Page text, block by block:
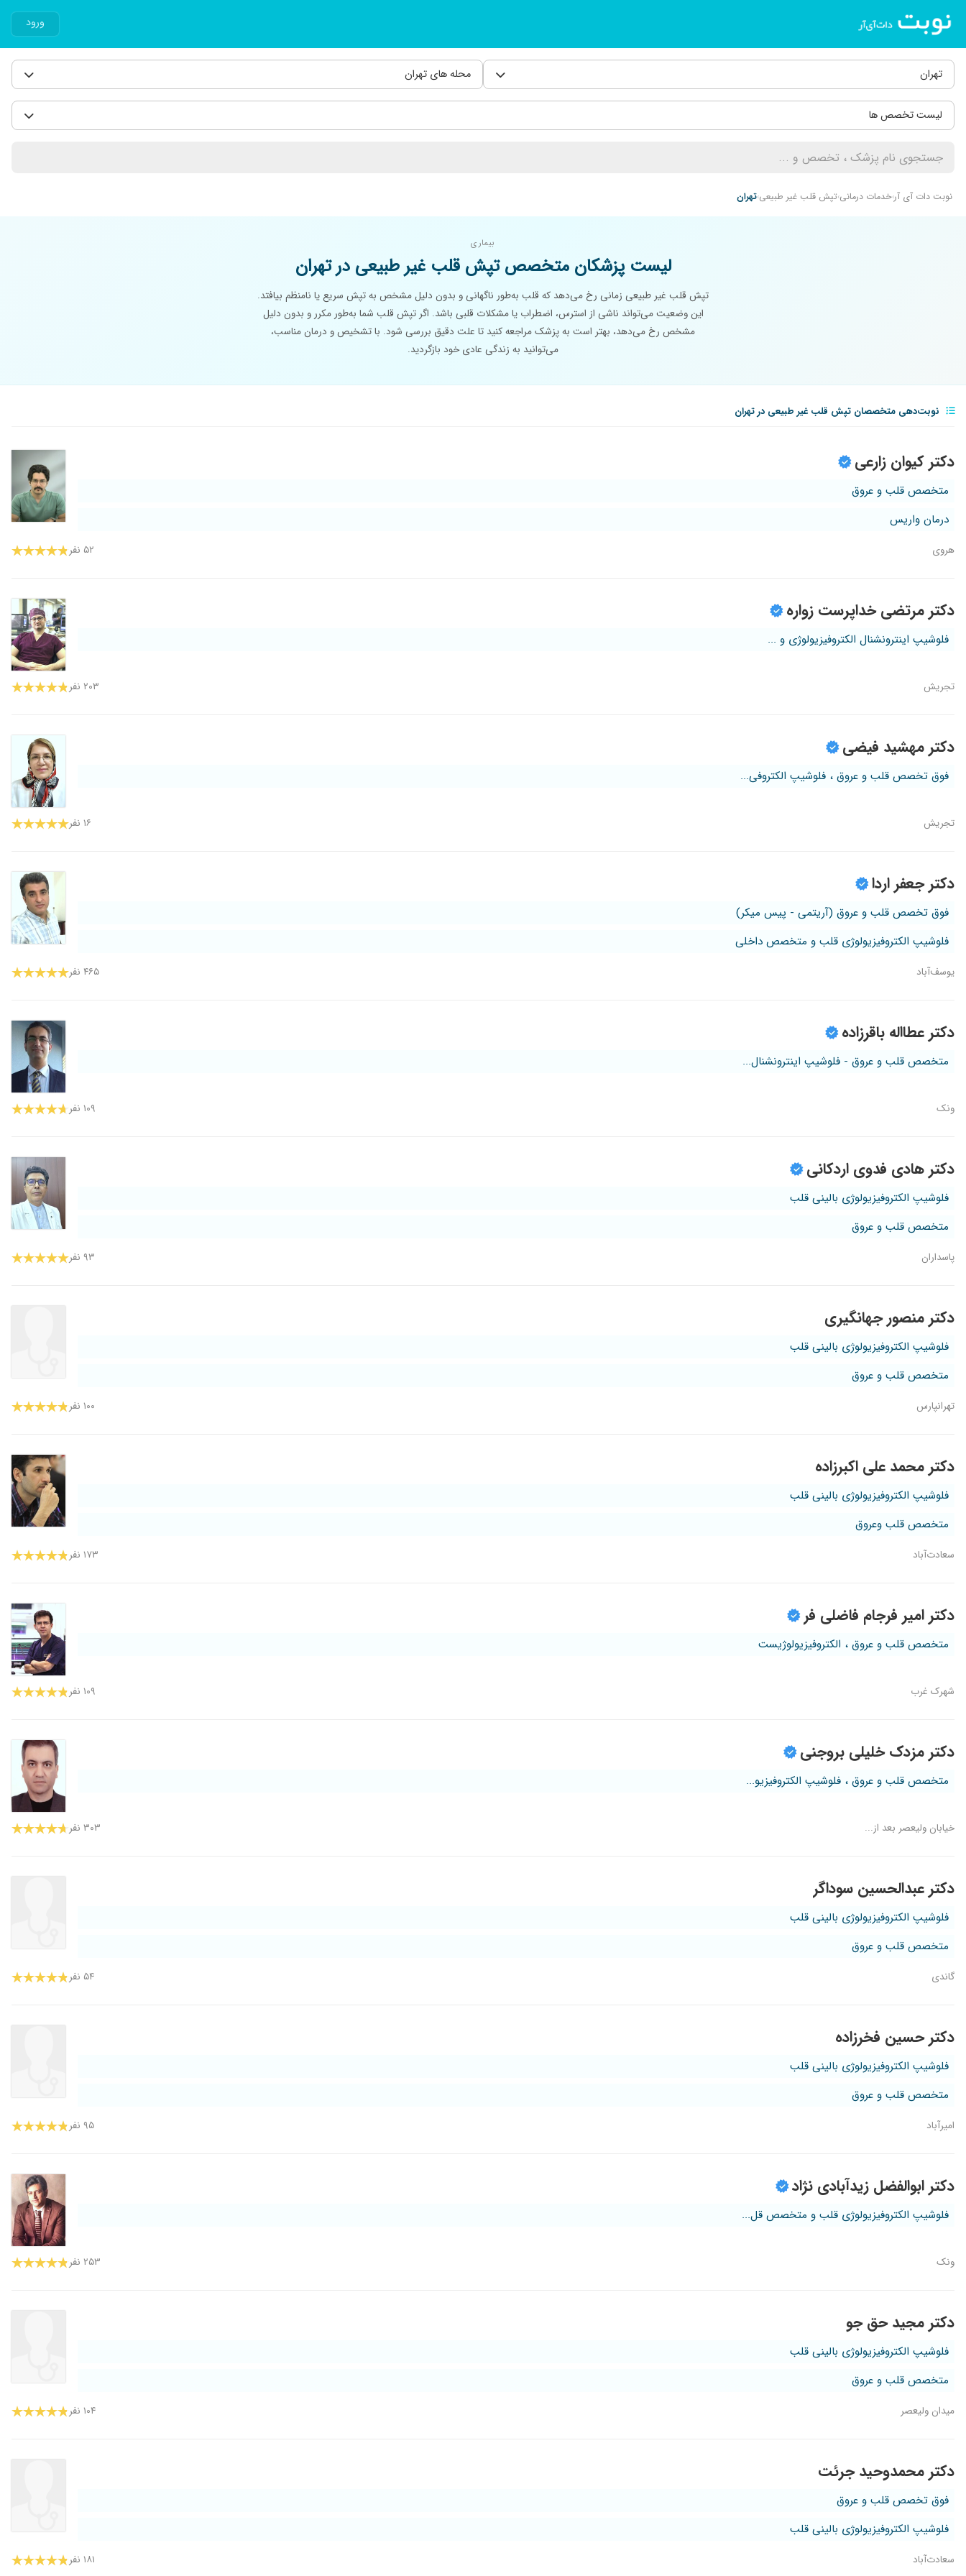
ورود
تهران محله های تهران
لیست تخصص ها
نوبت دات آی آرخدمات درمانی تپش قلب غیر طبیعی تهران
بیماری
لیست پزشکان متخصص تپش قلب غیر طبیعی در تهران
تپش قلب غیر طبیعی زمانی رخ می‌دهد که قلب به‌طور ناگهانی و بدون دلیل مشخص به تپش سریع یا نامنظم بیافتد.
این وضعیت می‌تواند ناشی از استرس، اضطراب یا مشکلات قلبی باشد. اگر تپش قلب شما به‌طور مکرر و بدون دلیل
مشخص رخ می‌دهد، بهتر است به پزشک مراجعه کنید تا علت دقیق بررسی شود. با تشخیص و درمان مناسب،
می‌توانید به زندگی عادی خود بازگردید.
نوبت‌دهی متخصصان تپش قلب غیر طبیعی در تهران
دکتر کیوان زارعی
متخصص قلب و عروق
درمان واریس
هروی ۵۲ نفر
دکتر مرتضی خداپرست زواره
فلوشیپ اینترونشنال الکتروفیزیولوژی و ...
تجریش ۲۰۳ نفر
دکتر مهشید فیضی
فوق تخصص قلب و عروق ، فلوشیپ الکتروفی...
تجریش ۱۶ نفر
دکتر جعفر اردا
فوق تخصص قلب و عروق (آریتمی - پیس میکر)
فلوشیپ الکتروفیزیولوژی قلب و متخصص داخلی
یوسف‌آباد ۴۶۵ نفر
دکتر عطااله باقرزاده
متخصص قلب و عروق - فلوشیپ اینترونشنال...
ونک ۱۰۹ نفر
دکتر هادی فدوی اردکانی
فلوشیپ الکتروفیزیولوژی بالینی قلب
متخصص قلب و عروق
پاسداران ۹۳ نفر
دکتر منصور جهانگیری
فلوشیپ الکتروفیزیولوژی بالینی قلب
متخصص قلب و عروق
تهرانپارس ۱۰۰ نفر
دکتر محمد علی اکبرزاده
فلوشیپ الکتروفیزیولوژی بالینی قلب
متخصص قلب وعروق
سعادت‌آباد ۱۷۳ نفر
دکتر امیر فرجام فاضلی فر
متخصص قلب و عروق ، الکتروفیزیولوژیست
شهرک غرب ۱۰۹ نفر
دکتر مزدک خلیلی بروجنی
متخصص قلب و عروق ، فلوشیپ الکتروفیزیو...
خیابان ولیعصر بعد از... ۳۰۳ نفر
دکتر عبدالحسین سوداگر
فلوشیپ الکتروفیزیولوژی بالینی قلب
متخصص قلب و عروق
گاندی ۵۴ نفر
دکتر حسین فخرزاده
فلوشیپ الکتروفیزیولوژی بالینی قلب
متخصص قلب و عروق
امیرآباد ۹۵ نفر
دکتر ابوالفضل زیدآبادی ن‍ژاد
فلوشیپ الکتروفیزیولوژی قلب و متخصص قل...
ونک ۲۵۳ نفر
دکتر مجید حق جو
فلوشیپ الکتروفیزیولوژی بالینی قلب
متخصص قلب و عروق
میدان ولیعصر ۱۰۴ نفر
دکتر محمدوحید جرئت
فوق تخصص قلب و عروق
فلوشیپ الکتروفیزیولوژی بالینی قلب
سعادت‌آباد ۱۸۱ نفر